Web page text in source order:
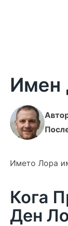
Имен
Името Лора
Кога
Ден